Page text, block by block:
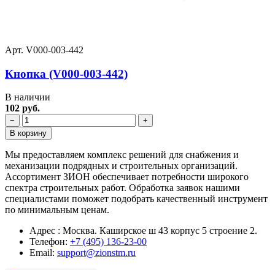
Арт. V000-003-442
Кнопка (V000-003-442)
В наличии
102 руб.
−
+
В корзину
Мы предоставляем комплекс решений для снабжения и
механизации подрядных и строительных организаций.
Ассортимент ЗИОН обеспечивает потребности широкого
спектра строительных работ. Обработка заявок нашими
специалистами поможет подобрать качественный инструмент
по минимальным ценам.
Адрес : Москва. Каширское ш 43 корпус 5 строение 2.
Телефон: +7 (495) 136-23-00
Email: support@zionstm.ru